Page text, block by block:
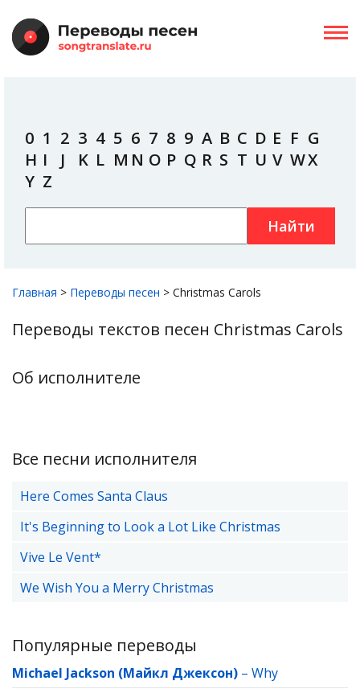
0 1 2 3 4 5 6 7 8 9 A B C D E F G
H I J K L M N O P Q R S T U V WX
Y Z
Найти
Главная > Переводы песен > Christmas Carols
Переводы текстов песен Christmas Carols
Об исполнителе
Все песни исполнителя
Here Comes Santa Claus
It's Beginning to Look a Lot Like Christmas
Vive Le Vent*
We Wish You a Merry Christmas
Популярные переводы
Michael Jackson (Майкл Джексон) – Why